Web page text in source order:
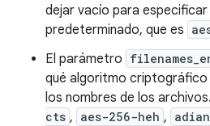
dejar vacío para
predeterminado, que es
El parámetro
qué algoritmo
los nombres de los
cts , aes-256-heh ,